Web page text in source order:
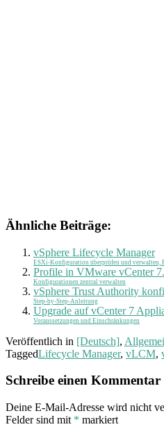
Ähnliche Beiträge:
vSphere Lifecycle Manager
ESXi-Konfiguration überprüfen und verwalten,
Profile in VMware vCenter
Konfigurationen zentral verwalten
vSphere Trust Authority
Step-by-Step-Anleitung
Upgrade auf vCenter 7
Voraussetzungen und Einschränkungen
Veröffentlich in [Deutsch],
TaggedLifecycle Manager, vLCM,
Schreibe einen Kommentar
Deine E-Mail-Adresse wird nicht
Felder sind mit * markiert